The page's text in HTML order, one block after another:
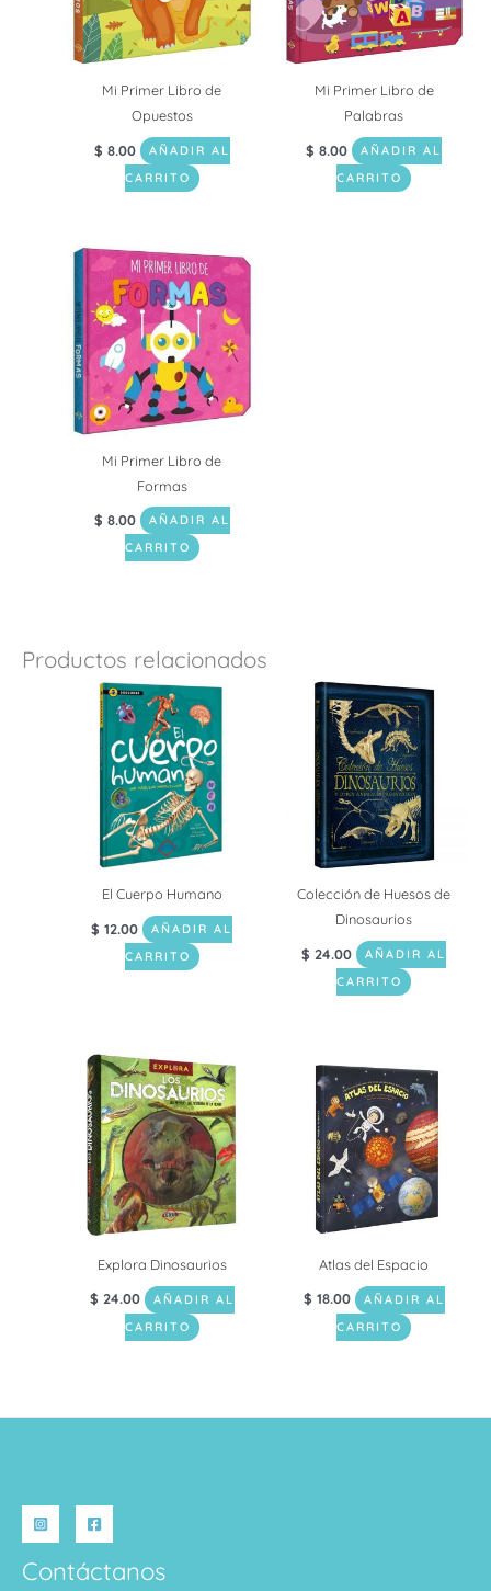
Mi Primer Libro de
Opuestos
$ 8.00
AÑADIR AL
CARRITO
Mi Primer Libro de
Palabras
$ 8.00
AÑADIR AL
CARRITO
Mi Primer Libro de
Formas
$ 8.00
AÑADIR AL
CARRITO
Productos relacionados
El Cuerpo Humano
$ 12.00
AÑADIR AL
CARRITO
Colección de Huesos de
Dinosaurios
$ 24.00
AÑADIR AL
CARRITO
Explora Dinosaurios
$ 24.00
AÑADIR AL
CARRITO
Atlas del Espacio
$ 18.00
AÑADIR AL
CARRITO
Contáctanos